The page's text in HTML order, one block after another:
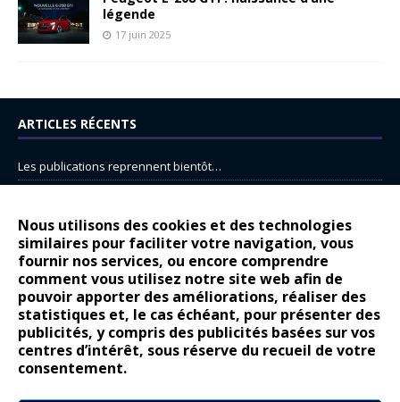
Nous utilisons des cookies et des technologies
similaires pour faciliter votre navigation, vous
fournir nos services, ou encore comprendre
comment vous utilisez notre site web afin de
pouvoir apporter des améliorations, réaliser des
statistiques et, le cas échéant, pour présenter des
publicités, y compris des publicités basées sur vos
centres d’intérêt, sous réserve du recueil de votre
consentement.
légende
17 juin 2025
ARTICLES RÉCENTS
Les publications reprennent bientôt…
14 juillet : nouveau film de marque pour Citroën
Renault Espace : voyage, voyage…
Peugeot E-208 GTi : naissance d’une légende
COMMENTAIRES RÉCENTS
Bernard DardartdansDacia Sandero : pour les gens vrais